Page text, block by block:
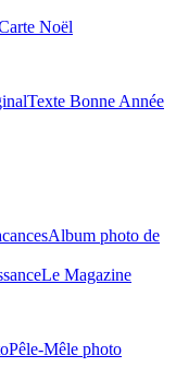
Noël
Texte Bonne Année
Album photo de
Le Magazine
Pêle-Mêle photo